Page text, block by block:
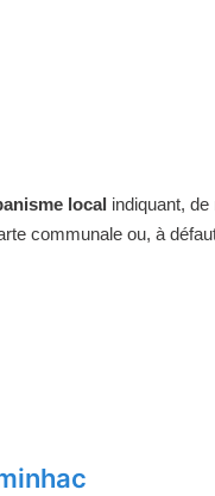
local indiquant,
communale ou, à